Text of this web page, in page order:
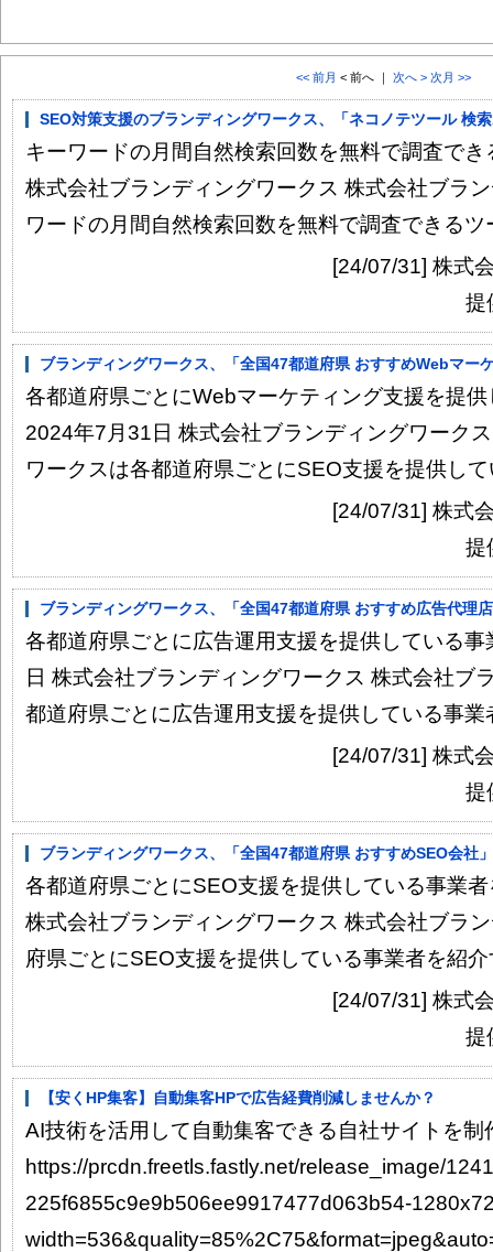
<< 前月 < 前へ ｜ 次へ > 次月 >>
SEO対策支援のブランディングワークス、「ネコノテツール 検
キーワードの月間自然検索回数を無料で調査で
株式会社ブランディングワークス 株式会社ブラ
ワードの月間自然検索回数を無料で調査できるツ
[24/07/31] 株式
提
ブランディングワークス、「全国47都道府県 おすすめWebマー
各都道府県ごとにWebマーケティング支援を提
2024年7月31日 株式会社ブランディングワーク
ワークスは各都道府県ごとにSEO支援を提供し
[24/07/31] 株式
提
ブランディングワークス、「全国47都道府県 おすすめ広告代理
各都道府県ごとに広告運用支援を提供している
日 株式会社ブランディングワークス 株式会社ブ
都道府県ごとに広告運用支援を提供している事業
[24/07/31] 株式
提
ブランディングワークス、「全国47都道府県 おすすめSEO会社
各都道府県ごとにSEO支援を提供している事業
株式会社ブランディングワークス 株式会社ブラ
府県ごとにSEO支援を提供している事業者を紹
[24/07/31] 株式
提
【安くHP集客】自動集客HPで広告経費削減しませんか？
AI技術を活用して自動集客できる自社サイトを制
https://prcdn.freetls.fastly.net/release_image/
225f6855c9e9b506ee9917477d063b54-